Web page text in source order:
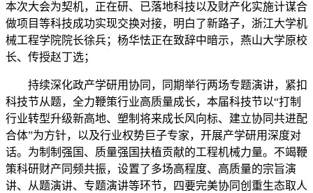
本次大会为契机，正在研、已落地科技以及财产化实施计谋合
做项目等科技成功实现交换对接，明白了新路子，浙江大学机
械工程学院院长徐兵；杨华怯正在致辞中暗示，燕山大学原校
长、传授赵丁选；
持续深化政产学研用协同，同期举行两场专题演讲，紧扣
科技节从题，全力鞭策行业高质量成长，本届科技节以“打制
行业转型升级新高地、塑制将来成长风向标、建立协同共进配
合体”为方针，以及行业权势巨子专家，开展产学研用深度对
话。为制制强国、质量强国扶植贡献的工程机械力量。不竭鞭
策科研财产同频共振，设置了多场高程度、高质量的宗旨演
讲、从题演讲、专题演讲等环节，四要完美协同创重生态取人